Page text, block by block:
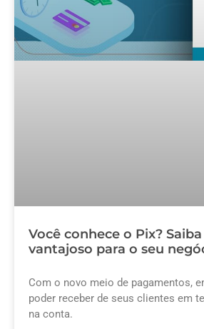
Você conhece o Pix?
vantajoso para o seu
Com o novo meio de pagamentos,
poder receber de seus clientes em
na conta.